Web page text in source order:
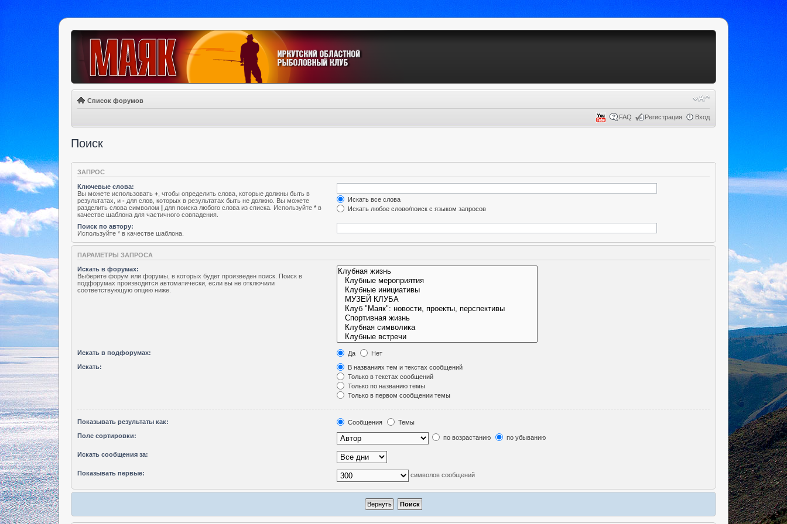
Список форумов
FAQ Регистрация Вход
Поиск
ЗАПРОС
Ключевые слова:
Вы можете использовать + , чтобы определить слова, которые должны быть в
результатах, и - для слов, которых в результатах быть не должно. Вы можете
разделить слова символом | для поиска любого слова из списка. Используйте * в
качестве шаблона для частичного совпадения.
Искать все слова
Искать любое слово/поиск с языком запросов
Поиск по автору:
Используйте * в качестве шаблона.
ПАРАМЕТРЫ ЗАПРОСА
Искать в форумах:
Выберите форум или форумы, в которых будет произведен поиск. Поиск в
подфорумах производится автоматически, если вы не отключили
соответствующую опцию ниже.
Искать в подфорумах: Да
Нет
Искать:
В названиях тем и текстах сообщений
Только в текстах сообщений
Только по названию темы
Только в первом сообщении темы
Показывать результаты как: Сообщения
Темы
Поле сортировки:
по возрастанию по убыванию
Искать сообщения за:
Показывать первые: символов сообщений